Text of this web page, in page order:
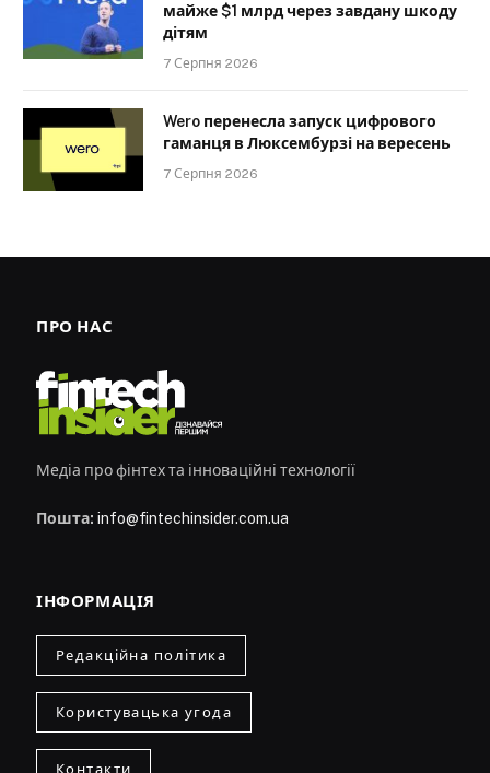
майже $1 млрд через завдану шкоду
дітям
7 Серпня 2026
Wero перенесла запуск цифрового
гаманця в Люксембурзі на вересень
7 Серпня 2026
ПРО НАС
Медіа про фінтех та інноваційні технології
Пошта: info@fintechinsider.com.ua
ІНФОРМАЦІЯ
Редакційна політика
Користувацька угода
Контакти